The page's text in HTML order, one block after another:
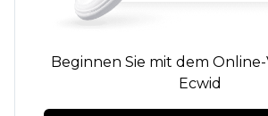
Beginnen Sie mit dem
Ecwid